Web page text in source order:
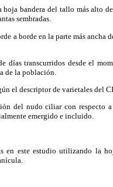
hoja bandera del tallo más alto
sembradas.
a borde en la parte más ancha
días transcurridos desde el
de la población.
el descriptor de varietales del
del nudo ciliar con respecto
emergido e incluido.
en este estudio utilizando la